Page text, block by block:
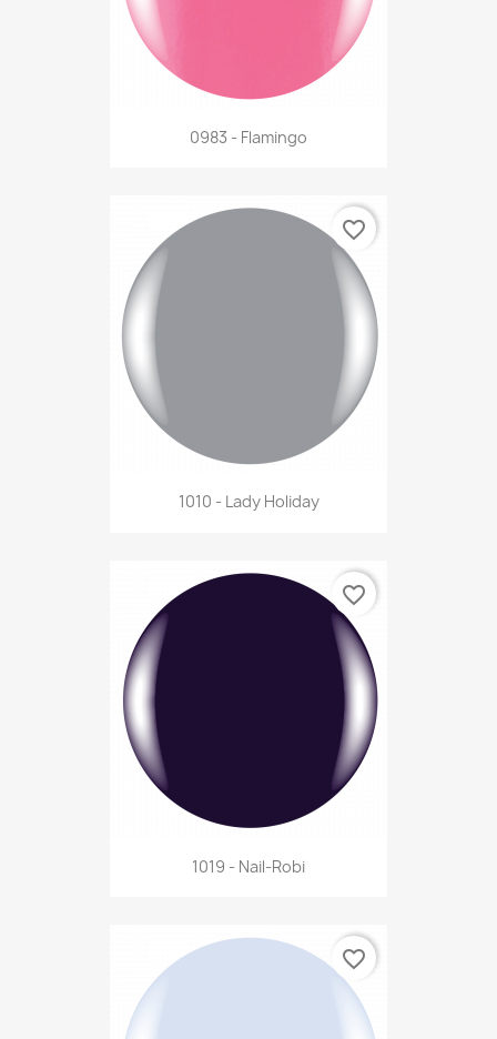
0983 - Flamingo
1010 - Lady Holiday
favorite_border
1019 - Nail-Robi
favorite_border
favorite_border